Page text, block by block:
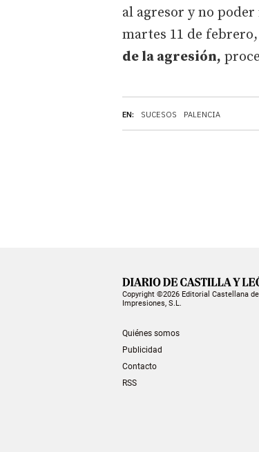
EN: SUCESOS PALENCIA
al agresor y no
martes 11 de febrero,
de la agresión,
Copyright ©2026 Editorial Castellana de
Impresiones, S.L.
Quiénes somos
Publicidad
Contacto
RSS